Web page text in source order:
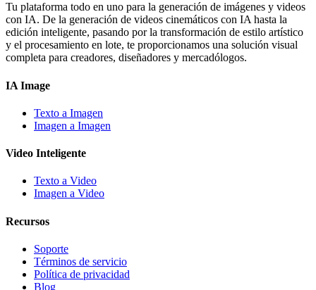
Tu plataforma todo en uno para la generación de imágenes y videos
con IA. De la generación de videos cinemáticos con IA hasta la
edición inteligente, pasando por la transformación de estilo artístico
y el procesamiento en lote, te proporcionamos una solución visual
completa para creadores, diseñadores y mercadólogos.
IA Image
Texto a Imagen
Imagen a Imagen
Video Inteligente
Texto a Video
Imagen a Video
Recursos
Soporte
Términos de servicio
Política de privacidad
Blog